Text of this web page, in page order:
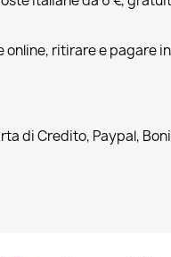
online, ritirare e pagare
di Credito, Paypal,